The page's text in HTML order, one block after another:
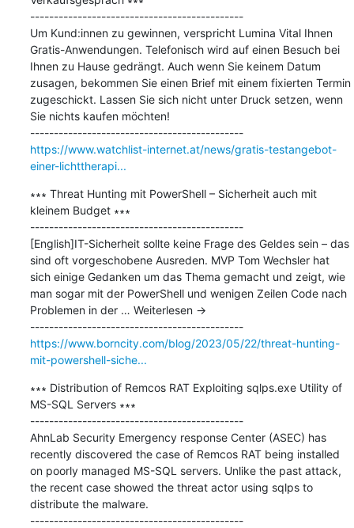
---------------------------------------------
Um Kund:innen zu gewinnen, verspricht Lumina Vital Ihnen
Gratis-Anwendungen. Telefonisch wird auf einen Besuch bei
Ihnen zu Hause gedrängt. Auch wenn Sie keinem Datum
zusagen, bekommen Sie einen Brief mit einem fixierten Termin
zugeschickt. Lassen Sie sich nicht unter Druck setzen, wenn
Sie nichts kaufen möchten!
---------------------------------------------
https://www.watchlist-internet.at/news/gratis-testangebot-
einer-lichttherapi...
∗∗∗ Threat Hunting mit PowerShell – Sicherheit auch mit
kleinem Budget ∗∗∗
---------------------------------------------
[English]IT-Sicherheit sollte keine Frage des Geldes sein – das
sind oft vorgeschobene Ausreden. MVP Tom Wechsler hat
sich einige Gedanken um das Thema gemacht und zeigt, wie
man sogar mit der PowerShell und wenigen Zeilen Code nach
Problemen in der … Weiterlesen →
---------------------------------------------
https://www.borncity.com/blog/2023/05/22/threat-hunting-
mit-powershell-siche...
∗∗∗ Distribution of Remcos RAT Exploiting sqlps.exe Utility of
MS-SQL Servers ∗∗∗
---------------------------------------------
AhnLab Security Emergency response Center (ASEC) has
recently discovered the case of Remcos RAT being installed
on poorly managed MS-SQL servers. Unlike the past attack,
the recent case showed the threat actor using sqlps to
distribute the malware.
---------------------------------------------